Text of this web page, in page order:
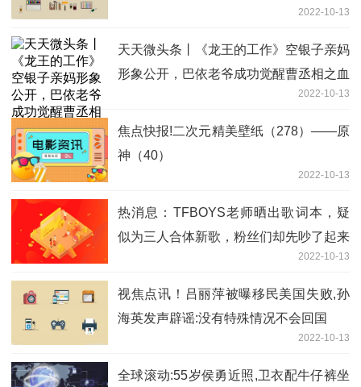
2022-10-13
天天微头条丨《龙王的工作》空银子亲妈
形象公开，巴依老爷成功觉醒曹丞相之血
2022-10-13
焦点快报!二次元精美壁纸（278）——原
神（40）
2022-10-13
热消息：TFBOYS老师晒出歌词本，疑
似为三人合体新歌，粉丝们却先吵了起来
2022-10-13
视焦点讯！吕丽萍被曝移民美国失败,孙
海英发声辟谣:没有特殊情况不会回国
2022-10-13
全球滚动:55岁侯勇近照,卫衣配牛仔裤坐